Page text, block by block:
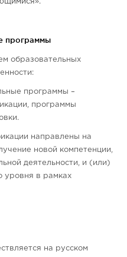
программы
образовательных
программы –
программы
направлены на
новой компетенции,
деятельности, и (или)
уровня в рамках
на русском